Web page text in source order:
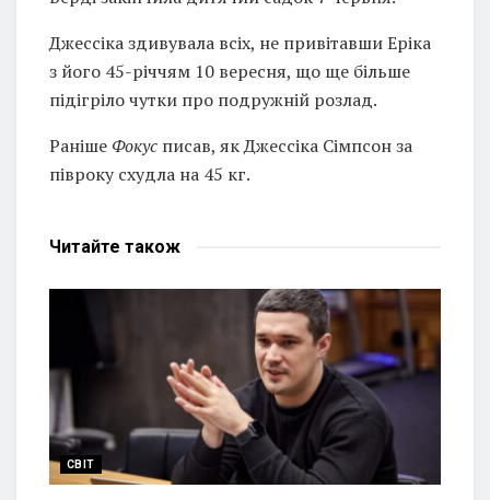
Джессіка здивувала всіх, не привітавши Еріка
з його 45-річчям 10 вересня, що ще більше
підігріло чутки про подружній розлад.
Раніше Фокус писав, як Джессіка Сімпсон за
півроку схудла на 45 кг.
Читайте також
СВІТ